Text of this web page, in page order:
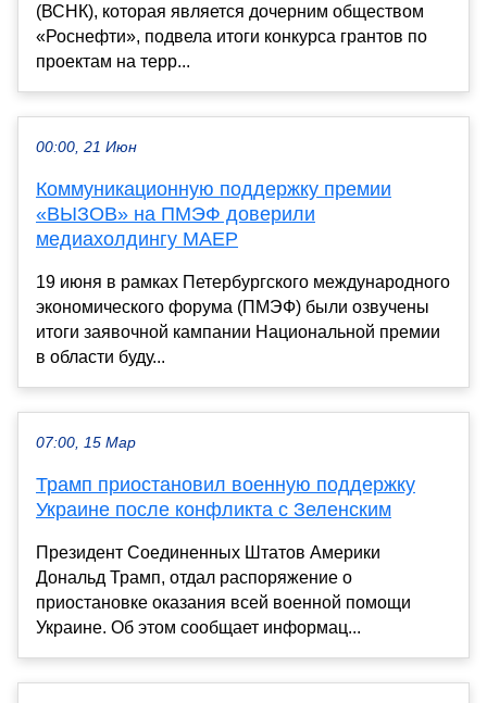
(ВСНК), которая является дочерним обществом
«Роснефти», подвела итоги конкурса грантов по
проектам на терр...
00:00, 21 Июн
Коммуникационную поддержку премии
«ВЫЗОВ» на ПМЭФ доверили
медиахолдингу МАЕР
19 июня в рамках Петербургского международного
экономического форума (ПМЭФ) были озвучены
итоги заявочной кампании Национальной премии
в области буду...
07:00, 15 Мар
Трамп приостановил военную поддержку
Украине после конфликта с Зеленским
Президент Соединенных Штатов Америки
Дональд Трамп, отдал распоряжение о
приостановке оказания всей военной помощи
Украине. Об этом сообщает информац...